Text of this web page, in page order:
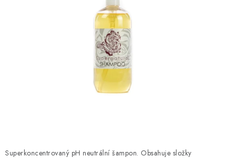
DÁRKOVÉ SADY A POUKAZY
Superkoncentrovaný pH neutrální šampon. Obsahuje složky